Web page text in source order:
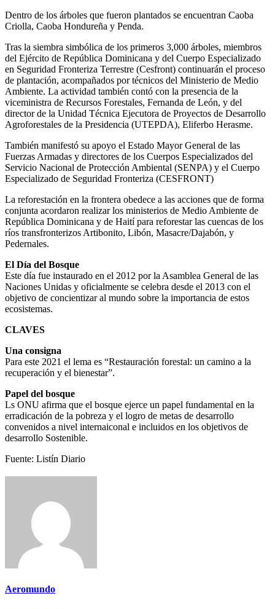
Dentro de los árboles que fueron plantados se encuentran Caoba
Criolla, Caoba Hondureña y Penda.
Tras la siembra simbólica de los primeros 3,000 árboles, miembros
del Ejército de República Dominicana y del Cuerpo Especializado
en Seguridad Fronteriza Terrestre (Cesfront) continuarán el proceso
de plantación, acompañados por técnicos del Ministerio de Medio
Ambiente. La actividad también contó con la presencia de la
viceministra de Recursos Forestales, Fernanda de León, y del
director de la Unidad Técnica Ejecutora de Proyectos de Desarrollo
Agroforestales de la Presidencia (UTEPDA), Eliferbo Herasme.
También manifestó su apoyo el Estado Mayor General de las
Fuerzas Armadas y directores de los Cuerpos Especializados del
Servicio Nacional de Protección Ambiental (SENPA) y el Cuerpo
Especializado de Seguridad Fronteriza (CESFRONT)
La reforestación en la frontera obedece a las acciones que de forma
conjunta acordaron realizar los ministerios de Medio Ambiente de
República Dominicana y de Haití para reforestar las cuencas de los
ríos transfronterizos Artibonito, Libón, Masacre/Dajabón, y
Pedernales.
El Día del Bosque
Este día fue instaurado en el 2012 por la Asamblea General de las
Naciones Unidas y oficialmente se celebra desde el 2013 con el
objetivo de concientizar al mundo sobre la importancia de estos
ecosistemas.
CLAVES
Una consigna
Para este 2021 el lema es “Restauración forestal: un camino a la
recuperación y el bienestar”.
Papel del bosque
Ls ONU afirma que el bosque ejerce un papel fundamental en la
erradicación de la pobreza y el logro de metas de desarrollo
convenidos a nivel internaiconal e incluidos en los objetivos de
desarrollo Sostenible.
Fuente: Listín Diario
Aeromundo